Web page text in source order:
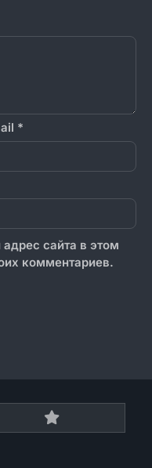
*
сайта в этом
комментариев.